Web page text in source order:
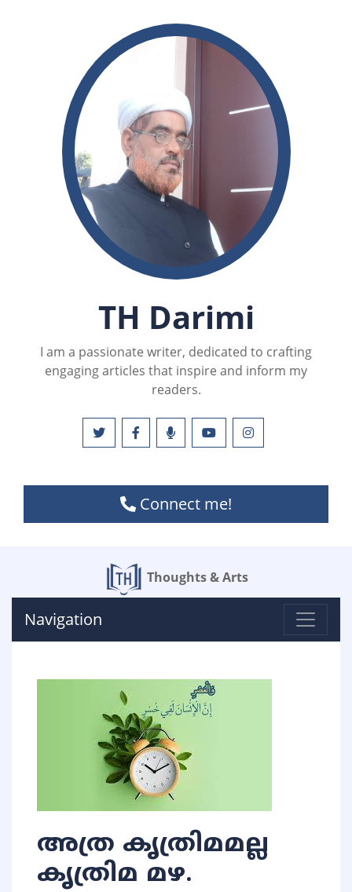
TH Darimi
I am a passionate writer, dedicated to crafting
engaging articles that inspire and inform my
readers.
Connect me!
Thoughts & Arts
Navigation
അത്ര കൃത്രിമമല്ല
കൃത്രിമ മഴ.